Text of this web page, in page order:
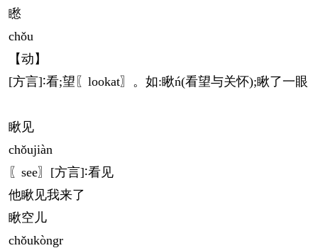
矁
chǒu
【动】
[方言]∶看;望〖lookat〗。如:瞅ń(看望与关怀);瞅了一眼
瞅见
chǒujiàn
〖see〗[方言]∶看见
他瞅见我来了
瞅空儿
chǒukòngr